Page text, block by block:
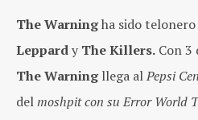
The Warningha sido telonero
Leppardy The Killers. Con 3
The Warningllega alPepsi
delmoshpit con su Error World